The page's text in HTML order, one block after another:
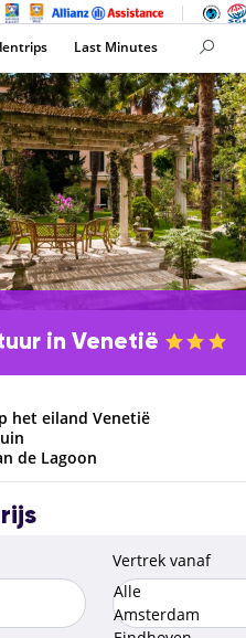
Last Minutes
in Venetië
het eiland Venetië
de Lagoon
Vertrek vanaf
Alle
Amsterdam